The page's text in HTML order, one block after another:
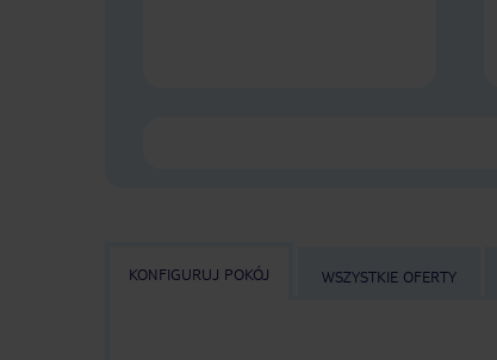
KONFIGURUJ POKÓJ WSZYSTKIE OFERTY